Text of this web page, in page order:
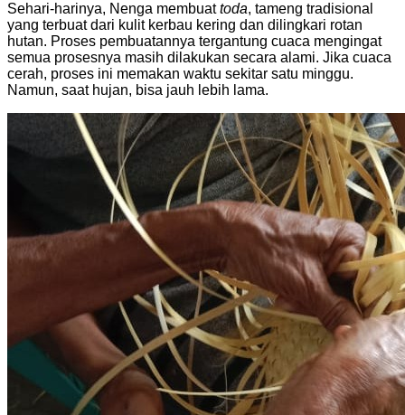
Sehari-harinya, Nenga membuattoda, tameng tradisional
yang terbuat dari kulit kerbau kering dan dilingkari rotan
hutan. Proses pembuatannya tergantung cuaca mengingat
semua prosesnya masih dilakukan secara alami. Jika cuaca
cerah, proses ini memakan waktu sekitar satu minggu.
Namun, saat hujan, bisa jauh lebih lama.